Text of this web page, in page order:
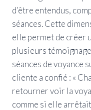
d’être entendus,
séances. Cette
elle permet de créer
plusieurs
séances de voyance
cliente a confié : «
retourner voir la
comme si elle